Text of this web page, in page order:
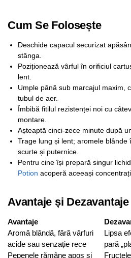
Cum Se Folosește
Deschide capacul securizat
stânga.
Poziționează vârful în orificiul
lent.
Umple până sub marcajul maxim,
tubul de aer.
Îmbibă fitilul rezistenței noi cu
montare.
Așteaptă cinci-zece minute după
Trage lung și lent; aromele blânde
scurte și puternice.
Pentru cine își prepară singur
Potion acoperă aceeași
Avantaje și Dezavantaje
Avantaje
Aromă blândă, fără vârfuri
acide sau senzație rece
Lipsa
pară
Pepenele rămâne apos și